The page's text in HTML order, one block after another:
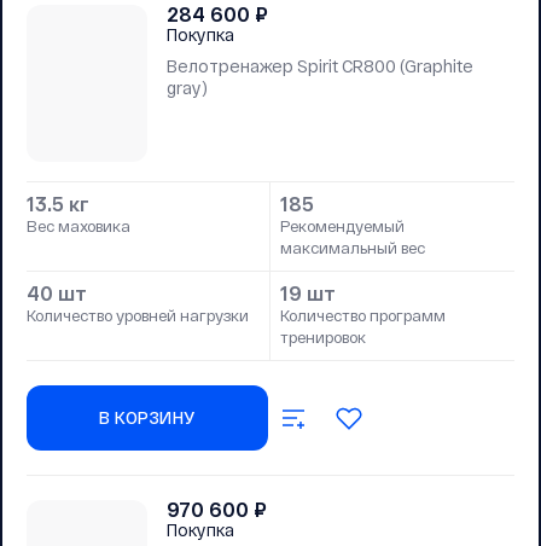
284 600 ₽
Покупка
Велотренажер Spirit CR800 (Graphite
gray)
13.5 кг
Вес маховика
185
Рекомендуемый
максимальный вес
40 шт
Количество уровней нагрузки
19 шт
Количество программ
тренировок
В КОРЗИНУ
970 600 ₽
Покупка